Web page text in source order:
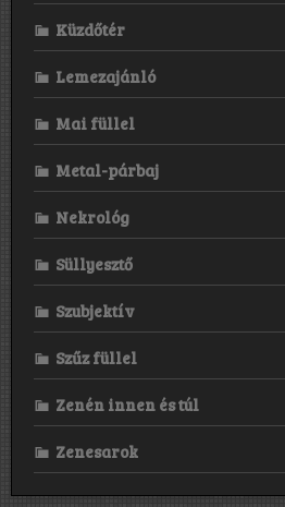
Küzdőtér
Lemezajánló
Mai füllel
Metal-párbaj
Nekrológ
Süllyesztő
Szubjektív
Szűz füllel
Zenén innen és túl
Zenesarok